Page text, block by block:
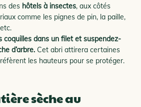
des hôtels à insectes, aux côtés
comme les pignes de pin, la paille,
coquilles dans un filet et suspendez-
d’arbre. Cet abri attirera certaines
les hauteurs pour se protéger.
sèche au